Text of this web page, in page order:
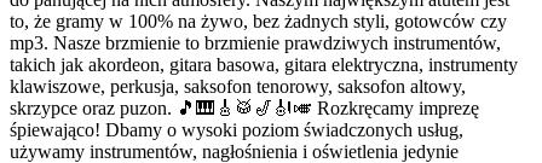
to, że gramy w 100% na żywo, bez żadnych styli, gotowców czy
mp3. Nasze brzmienie to brzmienie prawdziwych instrumentów,
takich jak akordeon, gitara basowa, gitara elektryczna, instrumenty
klawiszowe, perkusja, saksofon tenorowy, saksofon altowy,
skrzypce oraz puzon. 🎵🎹🎸🥁🎷🎻🎺 Rozkręcamy imprezę
śpiewająco! Dbamy o wysoki poziom świadczonych usług,
używamy instrumentów, nagłośnienia i oświetlenia jedynie